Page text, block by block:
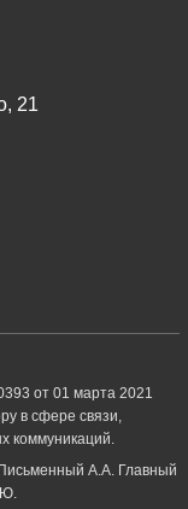
21
от 01 марта 2021
в сфере связи,
коммуникаций.
А.А. Главный